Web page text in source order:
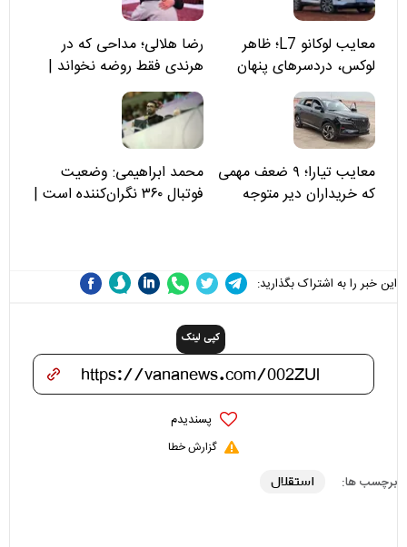
معایب لوکانو L7؛ ظاهر
لوکس، دردسرهای پنهان
رضا هلالی؛ مداحی که در
هرندی فقط روضه نخواند |
مسئولان «تکیه‌گاه آقا مرتضی
علی(ع)» را جدی‌تر ببینند
معایب تیارا؛ ۹ ضعف مهمی
که خریداران دیر متوجه
محمد ابراهیمی: وضعیت
فوتبال ۳۶۰ نگران‌کننده است |
این خبر را به اشتراک بگذارید:
کپی لینک
پسندیدم
گزارش خطا
برچسب ها: استقلال